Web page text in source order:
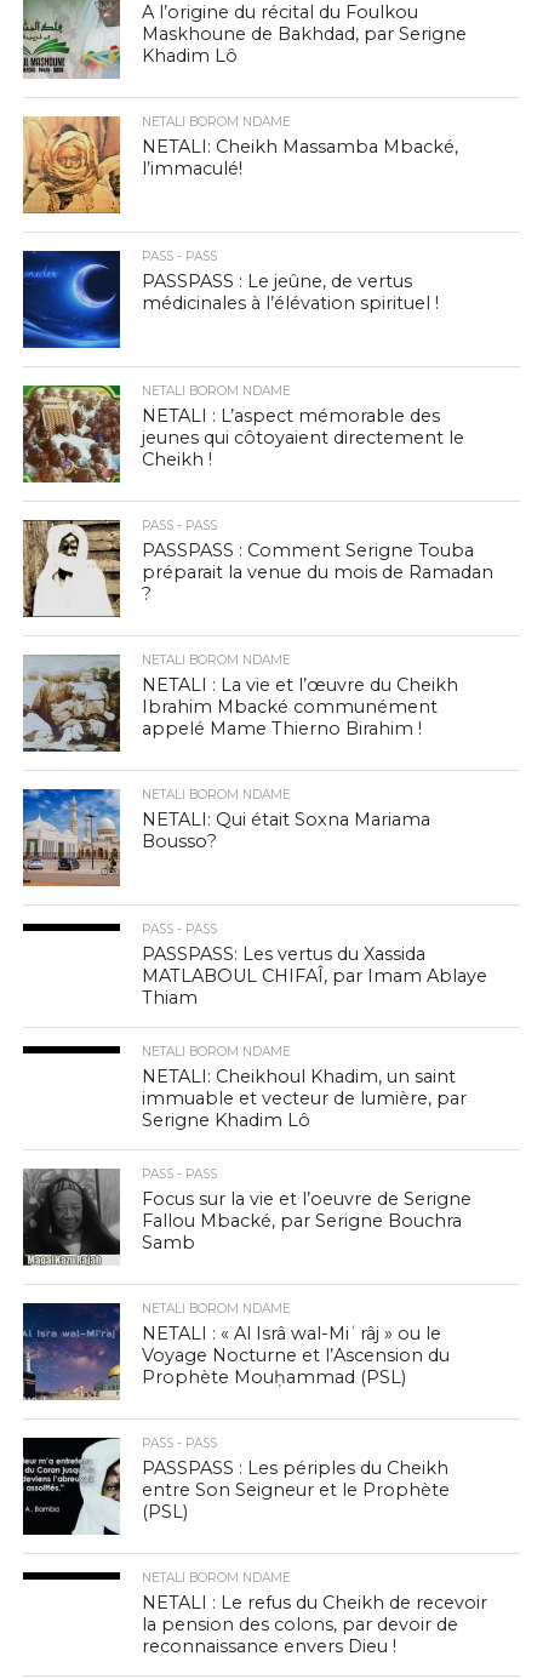
A l’origine du récital du Foulkou
Maskhoune de Bakhdad, par Serigne
Khadim Lô
NETALI BOROM NDAME
NETALI: Cheikh Massamba Mbacké,
l’immaculé!
PASS - PASS
PASSPASS : Le jeûne, de vertus
médicinales à l’élévation spirituel !
NETALI BOROM NDAME
NETALI : L’aspect mémorable des
jeunes qui côtoyaient directement le
Cheikh !
PASS - PASS
PASSPASS : Comment Serigne Touba
préparait la venue du mois de Ramadan
?
NETALI BOROM NDAME
NETALI : La vie et l’œuvre du Cheikh
Ibrahim Mbacké communément
appelé Mame Thierno Birahim !
NETALI BOROM NDAME
NETALI: Qui était Soxna Mariama
Bousso?
PASS - PASS
PASSPASS: Les vertus du Xassida
MATLABOUL CHIFAÎ, par Imam Ablaye
Thiam
NETALI BOROM NDAME
NETALI: Cheikhoul Khadim, un saint
immuable et vecteur de lumière, par
Serigne Khadim Lô
PASS - PASS
Focus sur la vie et l’oeuvre de Serigne
Fallou Mbacké, par Serigne Bouchra
Samb
NETALI BOROM NDAME
NETALI : « Al Isrâ wal-Miʿrâj » ou le
Voyage Nocturne et l’Ascension du
Prophète Mouḥammad (PSL)
PASS - PASS
PASSPASS : Les périples du Cheikh
entre Son Seigneur et le Prophète
(PSL)
NETALI BOROM NDAME
NETALI : Le refus du Cheikh de recevoir
la pension des colons, par devoir de
reconnaissance envers Dieu !